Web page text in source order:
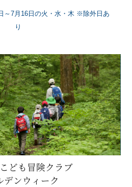
～7月16日の火・水・木 ※除外日あ
り
ども冒険クラブ
デンウィーク